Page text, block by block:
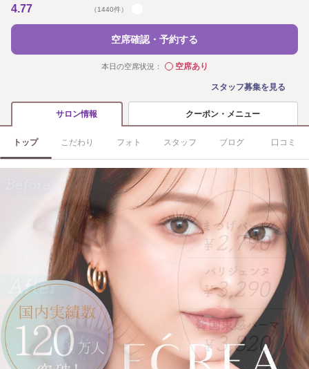
4.77 （1440件）
空席確認・予約する
本日の空席状況： ◯空席あり
スタッフ募集を見る
サロン情報 クーポン・メニュー
トップ こだわり フォト スタッフ ブログ 口コミ